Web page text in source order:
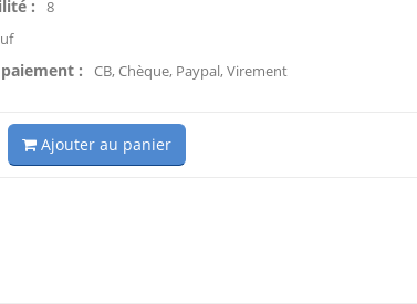
: 8
: CB, Chèque, Paypal, Virement
Ajouter au panier